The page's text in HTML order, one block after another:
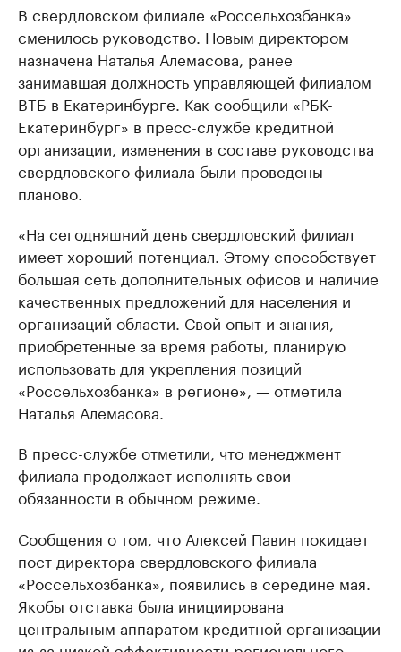
В свердловском филиале «Россельхозбанка»
сменилось руководство. Новым директором
назначена Наталья Алемасова, ранее
занимавшая должность управляющей филиалом
ВТБ в Екатеринбурге. Как сообщили «РБК-
Екатеринбург» в пресс-службе кредитной
организации, изменения в составе руководства
свердловского филиала были проведены
планово.
«На сегодняшний день свердловский филиал
имеет хороший потенциал. Этому способствует
большая сеть дополнительных офисов и наличие
качественных предложений для населения и
организаций области. Свой опыт и знания,
приобретенные за время работы, планирую
использовать для укрепления позиций
«Россельхозбанка» в регионе», — отметила
Наталья Алемасова.
В пресс-службе отметили, что менеджмент
филиала продолжает исполнять свои
обязанности в обычном режиме.
Сообщения о том, что Алексей Павин покидает
пост директора свердловского филиала
«Россельхозбанка», появились в середине мая.
Якобы отставка была инициирована
центральным аппаратом кредитной организации